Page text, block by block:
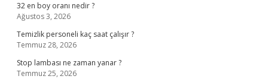
32 en boy oranı nedir ?
Ağustos 3, 2026
Temizlik personeli kaç saat çalışır ?
Temmuz 28, 2026
Stop lambası ne zaman yanar ?
Temmuz 25, 2026